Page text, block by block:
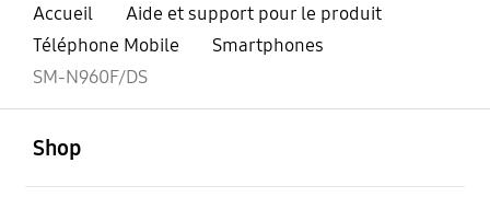
Accueil
Aide et support pour le produit
Téléphone Mobile
Smartphones
SM-N960F/DS
Shop